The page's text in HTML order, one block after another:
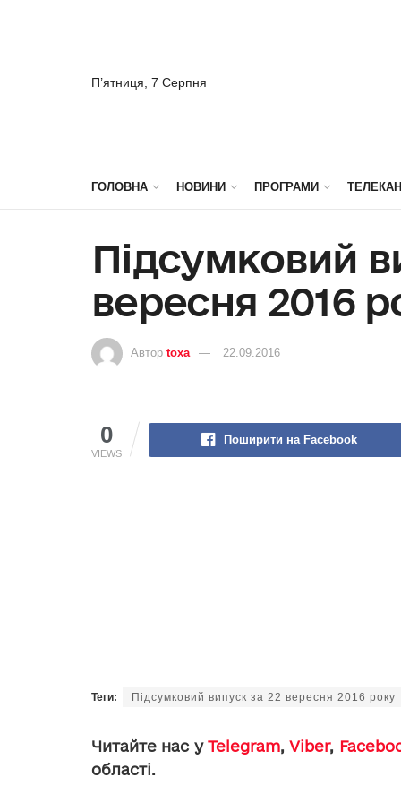
П’ятниця, 7 Серпня
ГОЛОВНА НОВИНИ ПРОГРАМИ
Підсумковий
вересня 2016
Автор toxa 22.09.2016
0
VIEWS
Поширити на Facebook
Теги: Підсумковий випуск за 22 вересня 2016 року
Читайте нас уTelegram,Viber,
області.